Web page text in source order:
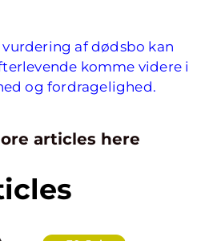
af dødsbo kan
komme videre i
og fordragelighed.
articles here